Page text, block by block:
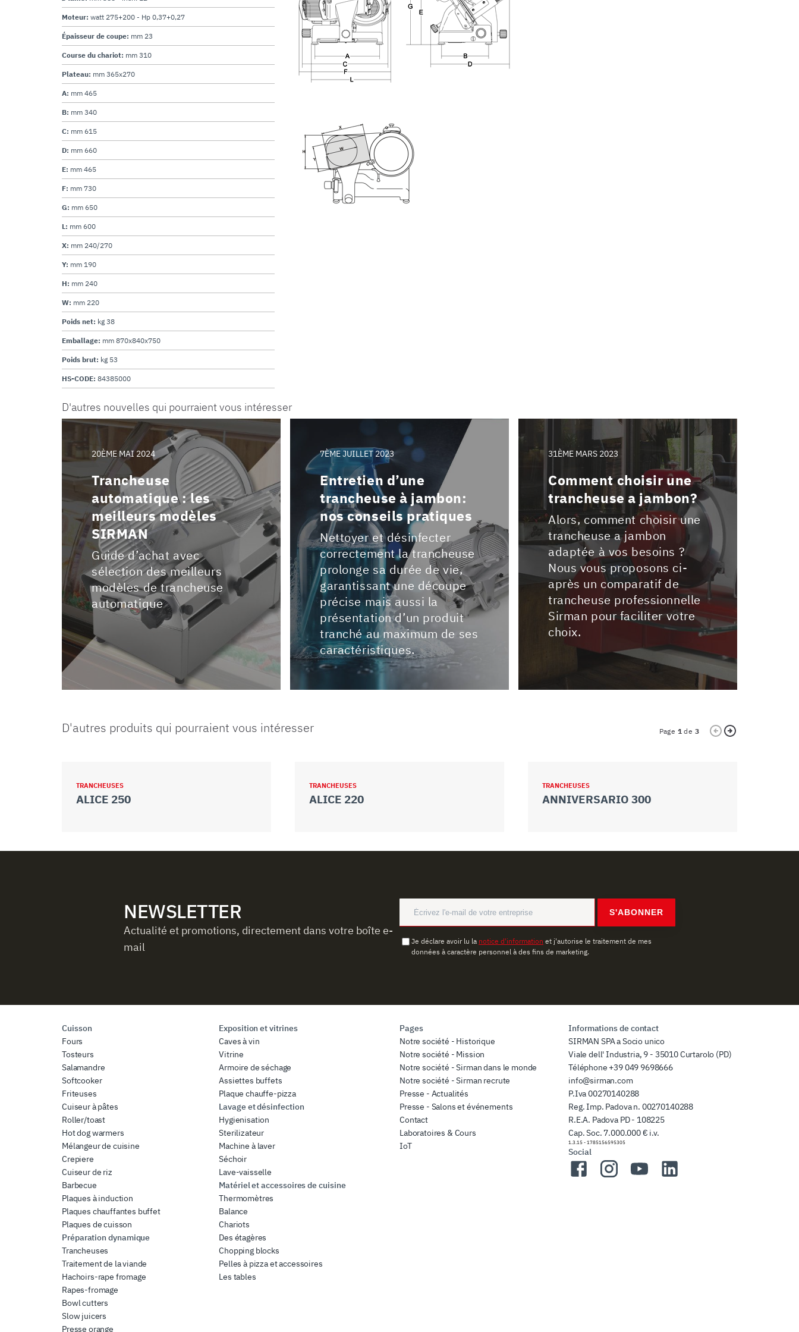
Moteur: watt 275+200 - Hp 0,37+0,27
Épaisseur de coupe: mm 23
Course du chariot: mm 310
Plateau: mm 365x270
A: mm 465
B: mm 340
C: mm 615
D: mm 660
E: mm 465
F: mm 730
G: mm 650
L: mm 600
X: mm 240/270
Y: mm 190
H: mm 240
W: mm 220
Poids net: kg 38
Emballage: mm 870x840x750
Poids brut: kg 53
HS-CODE: 84385000
D'autres nouvelles qui pourraient vous intéresser
20ÈME MAI 2024
Trancheuse
automatique : les
meilleurs modèles
SIRMAN
Guide d’achat avec
sélection des meilleurs
modèles de trancheuse
automatique
7ÈME JUILLET 2023
Entretien d’une
trancheuse à jambon:
nos conseils pratiques
Nettoyer et désinfecter
correctement la trancheuse
prolonge sa durée de vie,
garantissant une découpe
précise mais aussi la
présentation d’un produit
tranché au maximum de ses
caractéristiques.
31ÈME MARS 2023
Comment choisir une
trancheuse a jambon?
Alors, comment choisir une
trancheuse a jambon
adaptée à vos besoins ?
Nous vous proposons ci-
après un comparatif de
trancheuse professionnelle
Sirman pour faciliter votre
choix.
D'autres produits qui pourraient vous intéresser Page 1 de 3
TRANCHEUSES
ALICE 250
TRANCHEUSES
ALICE 220
TRANCHEUSES
ANNIVERSARIO 300
NEWSLETTER
Actualité et promotions, directement dans votre boîte e-
mail
S'ABONNER
Je déclare avoir lu la notice d'information et j'autorise le traitement de mes
données à caractère personnel à des fins de marketing.
Cuisson
Fours
Tosteurs
Salamandre
Softcooker
Friteuses
Cuiseur à pâtes
Roller/toast
Hot dog warmers
Mélangeur de cuisine
Crepiere
Cuiseur de riz
Barbecue
Plaques à induction
Plaques chauffantes buffet
Plaques de cuisson
Préparation dynamique
Trancheuses
Traitement de la viande
Hachoirs-rape fromage
Rapes-fromage
Bowl cutters
Slow juicers
Presse orange
Exposition et vitrines
Caves à vin
Vitrine
Armoire de séchage
Assiettes buffets
Plaque chauffe-pizza
Lavage et désinfection
Hygienisation
Sterilizateur
Machine à laver
Séchoir
Lave-vaisselle
Matériel et accessoires de cuisine
Thermomètres
Balance
Chariots
Des étagères
Chopping blocks
Pelles à pizza et accessoires
Les tables
Pages
Notre société - Historique
Notre société - Mission
Notre société - Sirman dans le monde
Notre société - Sirman recrute
Presse - Actualités
Presse - Salons et événements
Contact
Laboratoires & Cours
IoT
Informations de contact
SIRMAN SPA a Socio unico
Viale dell' Industria, 9 - 35010 Curtarolo (PD)
Téléphone +39 049 9698666
info@sirman.com
P.Iva 00270140288
Reg. Imp. Padova n. 00270140288
R.E.A. Padova PD - 108225
Cap. Soc. 7.000.000 € i.v.
1.3.15 - 1785156595305
Social
FacebookInstagramYouTubeLinkedIn